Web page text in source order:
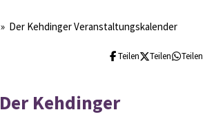
» Der Kehdinger Veranstaltungskalender
Teilen Teilen Teilen
Der Kehdinger